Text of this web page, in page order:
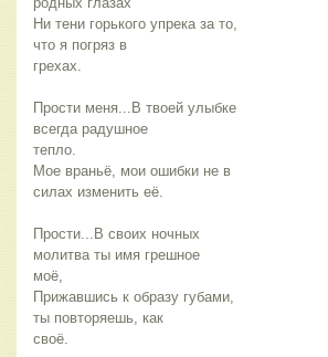
Ни тени горького упрека за то,
что я погряз в
грехах.
Прости меня...В твоей улыбке
всегда радушное
тепло.
Мое враньё, мои ошибки не в
силах изменить её.
Прости...В своих ночных
молитва ты имя грешное
моё,
Прижавшись к образу губами,
ты повторяешь, как
своё.